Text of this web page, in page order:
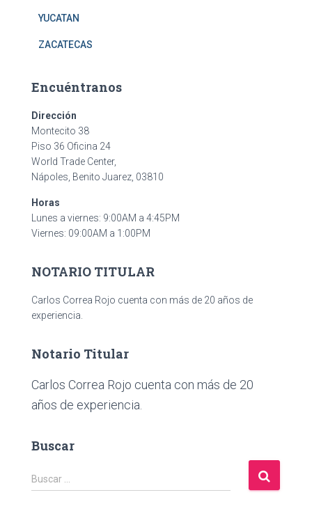
YUCATAN
ZACATECAS
Encuéntranos
Dirección
Montecito 38
Piso 36 Oficina 24
World Trade Center,
Nápoles, Benito Juarez, 03810
Horas
Lunes a viernes: 9:00AM a 4:45PM
Viernes: 09:00AM a 1:00PM
NOTARIO TITULAR
Carlos Correa Rojo cuenta con más de 20 años de
experiencia.
Notario Titular
Carlos Correa Rojo cuenta con más de 20
años de experiencia.
Buscar
B
u
Buscar …